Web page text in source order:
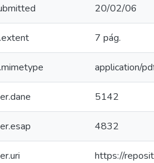
20/02/06
7 pág.
application/
5142
4832
https://